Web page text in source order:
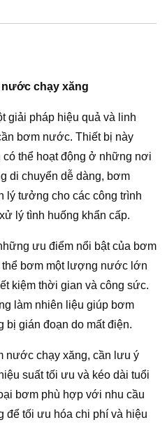
chạy xăng
giải pháp hiệu quả và linh
bơm nước. Thiết bị này
có thể hoạt động ở những nơi
di chuyển dễ dàng, bơm
lý tưởng cho các công trình
lý tình huống khẩn cấp.
ưu điểm nổi bật của bơm
bơm một lượng nước lớn
kiệm thời gian và công sức.
làm nhiên liệu giúp bơm
bị gián đoạn do mất điện.
nước chạy xăng, cần lưu ý
suất tối ưu và kéo dài tuổi
bơm phù hợp với nhu cầu
để tối ưu hóa chi phí và hiệu